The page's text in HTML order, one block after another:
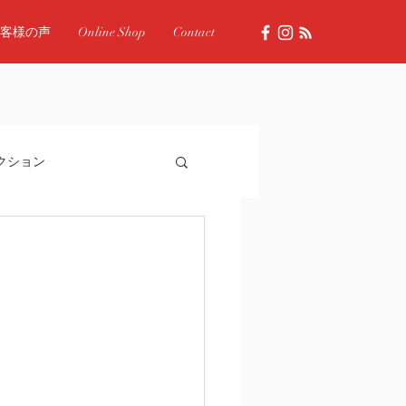
様の声 Online Shop Contact
ション